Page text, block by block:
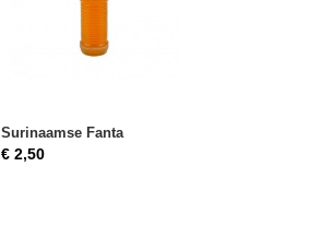
Surinaamse Fanta
€ 2,50